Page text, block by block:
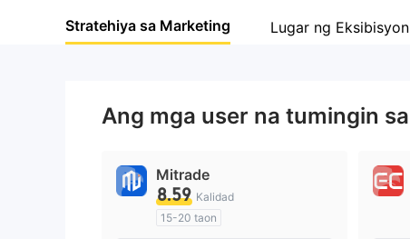
Stratehiya sa Marketing Lugar ng Eksibisyon
Ang mga user na tumingin sa
Mitrade
8.59 Kalidad
15-20 taon